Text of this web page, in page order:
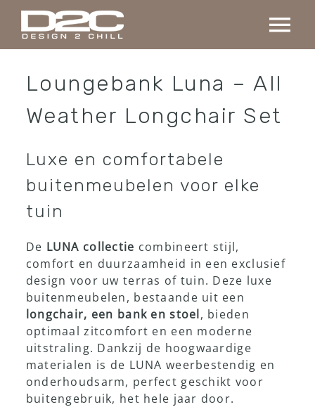
naar
inhoud
Collectie
Maatwerk
Projecten
Over ons
Contact
Showroom
Loungebank Luna – All
Weather Longchair Set
Luxe en comfortabele
buitenmeubelen voor elke
tuin
De LUNA collectie combineert stijl,
comfort en duurzaamheid in een exclusief
design voor uw terras of tuin. Deze luxe
buitenmeubelen, bestaande uit een
longchair, een bank en stoel, bieden
optimaal zitcomfort en een moderne
uitstraling. Dankzij de hoogwaardige
materialen is de LUNA weerbestendig en
onderhoudsarm, perfect geschikt voor
buitengebruik, het hele jaar door.